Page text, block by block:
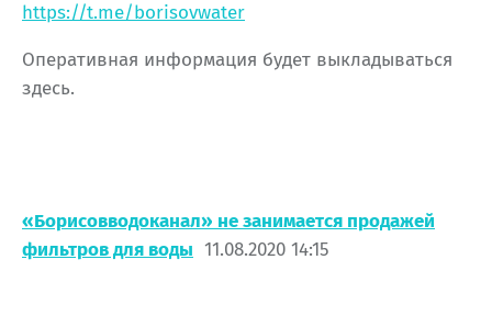
https://t.me/borisovwater
Оперативная информация будет выкладываться
здесь.
«Борисовводоканал» не занимается продажей
фильтров для воды 11.08.2020 14:15